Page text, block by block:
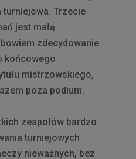
turniejowa. Trzecie
jest małą
zdecydowanie
końcowego
mistrzowskiego,
poza podium.
zespołów bardzo
turniejowych
nieważnych, bez